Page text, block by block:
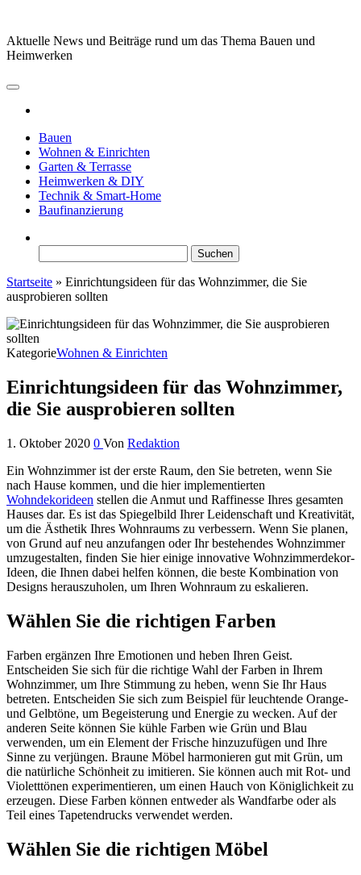
springen
Aktuelle News und Beiträge rund um das Thema Bauen und
Heimwerken
Bauen
Wohnen & Einrichten
Garten & Terrasse
Heimwerken & DIY
Technik & Smart-Home
Baufinanzierung
nach:
Startseite » Einrichtungsideen für das Wohnzimmer, die Sie
ausprobieren sollten
KategorieWohnen & Einrichten
Einrichtungsideen für das Wohnzimmer,
die Sie ausprobieren sollten
1. Oktober 2020 0 Von Redaktion
Ein Wohnzimmer ist der erste Raum, den Sie betreten, wenn Sie
nach Hause kommen, und die hier implementierten
Wohndekorideen stellen die Anmut und Raffinesse Ihres gesamten
Hauses dar. Es ist das Spiegelbild Ihrer Leidenschaft und Kreativität,
um die Ästhetik Ihres Wohnraums zu verbessern. Wenn Sie planen,
von Grund auf neu anzufangen oder Ihr bestehendes Wohnzimmer
umzugestalten, finden Sie hier einige innovative Wohnzimmerdekor-
Ideen, die Ihnen dabei helfen können, die beste Kombination von
Designs herauszuholen, um Ihren Wohnraum zu eskalieren.
Wählen Sie die richtigen Farben
Farben ergänzen Ihre Emotionen und heben Ihren Geist.
Entscheiden Sie sich für die richtige Wahl der Farben in Ihrem
Wohnzimmer, um Ihre Stimmung zu heben, wenn Sie Ihr Haus
betreten. Entscheiden Sie sich zum Beispiel für leuchtende Orange-
und Gelbtöne, um Begeisterung und Energie zu wecken. Auf der
anderen Seite können Sie kühle Farben wie Grün und Blau
verwenden, um ein Element der Frische hinzuzufügen und Ihre
Sinne zu verjüngen. Braune Möbel harmonieren gut mit Grün, um
die natürliche Schönheit zu imitieren. Sie können auch mit Rot- und
Violetttönen experimentieren, um einen Hauch von Königlichkeit zu
erzeugen. Diese Farben können entweder als Wandfarbe oder als
Teil eines Tapetendrucks verwendet werden.
Wählen Sie die richtigen Möbel